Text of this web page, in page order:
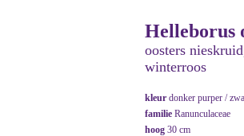
Helleborus
oosters
winterroos
kleur donker purper /
familie Ranunculaceae
hoog 30 cm